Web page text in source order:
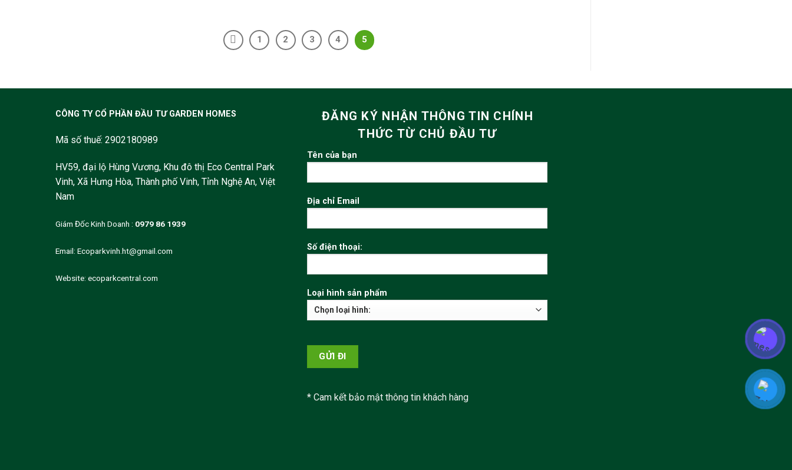
1 2 3 4 5
CÔNG TY CỔ PHẦN ĐẦU TƯ GARDEN HOMES
Mã số thuế: 2902180989
HV59, đại lộ Hùng Vương, Khu đô thị Eco Central Park
Vinh, Xã Hưng Hòa, Thành phố Vinh, Tỉnh Nghệ An, Việt
Nam
Giám Đốc Kinh Doanh : 0979 86 1939
Email: Ecoparkvinh.ht@gmail.com
Website: ecoparkcentral.com
ĐĂNG KÝ NHẬN THÔNG TIN CHÍNH
THỨC TỪ CHỦ ĐẦU TƯ
Tên của bạn
Địa chỉ Email
Số điện thoại:
Loại hình sản phẩm
* Cam kết bảo mật thông tin khách hàng